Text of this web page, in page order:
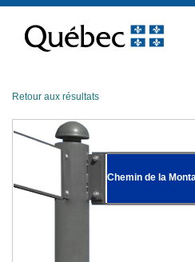
contenu
Retour aux résultats
Chemin de la